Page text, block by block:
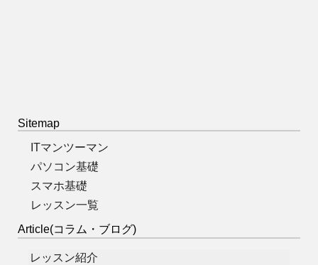
Sitemap
ITマンツーマン
パソコン基礎
スマホ基礎
レッスン一覧
Article(コラム・ブログ)
レッスン紹介